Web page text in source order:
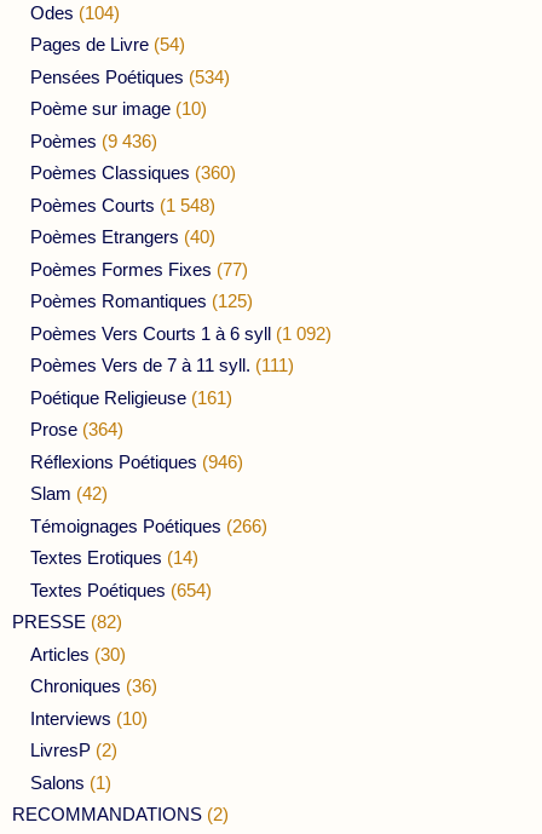
Odes (104)
Pages de Livre (54)
Pensées Poétiques (534)
Poème sur image (10)
Poèmes (9 436)
Poèmes Classiques (360)
Poèmes Courts (1 548)
Poèmes Etrangers (40)
Poèmes Formes Fixes (77)
Poèmes Romantiques (125)
Poèmes Vers Courts 1 à 6 syll (1 092)
Poèmes Vers de 7 à 11 syll. (111)
Poétique Religieuse (161)
Prose (364)
Réflexions Poétiques (946)
Slam (42)
Témoignages Poétiques (266)
Textes Erotiques (14)
Textes Poétiques (654)
PRESSE (82)
Articles (30)
Chroniques (36)
Interviews (10)
LivresP (2)
Salons (1)
RECOMMANDATIONS (2)